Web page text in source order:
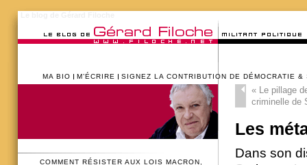
MA BIO M’ÉCRIRE SIGNEZ LA CONTRIBUTION DE DÉMOCRATIE &
«Le pillage
criminelle de
Les
Dans son
COMMENT RÉSISTER AUX LOIS MACRON,